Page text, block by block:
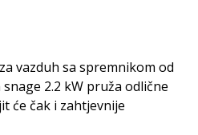
vazduh sa spremnikom od
2.2 kW pruža odlične
će čak i zahtjevnije